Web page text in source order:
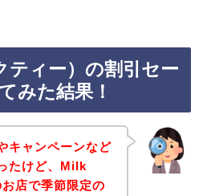
ティー）の割引セー
みた結果！
キャンペーンなど
たけど、Milk
店で季節限定の